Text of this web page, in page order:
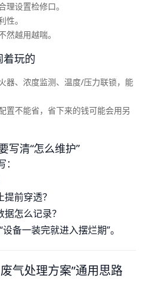
理设置检修口。
。
然越用越喘。
着玩的
器、浓度监测、温度/压力联锁，能
置不能省，省下来的钱可能会用另
写清“怎么维护”
前穿透？
怎么记录？
备一装完就进入摆烂期”。
气处理方案”通用思路